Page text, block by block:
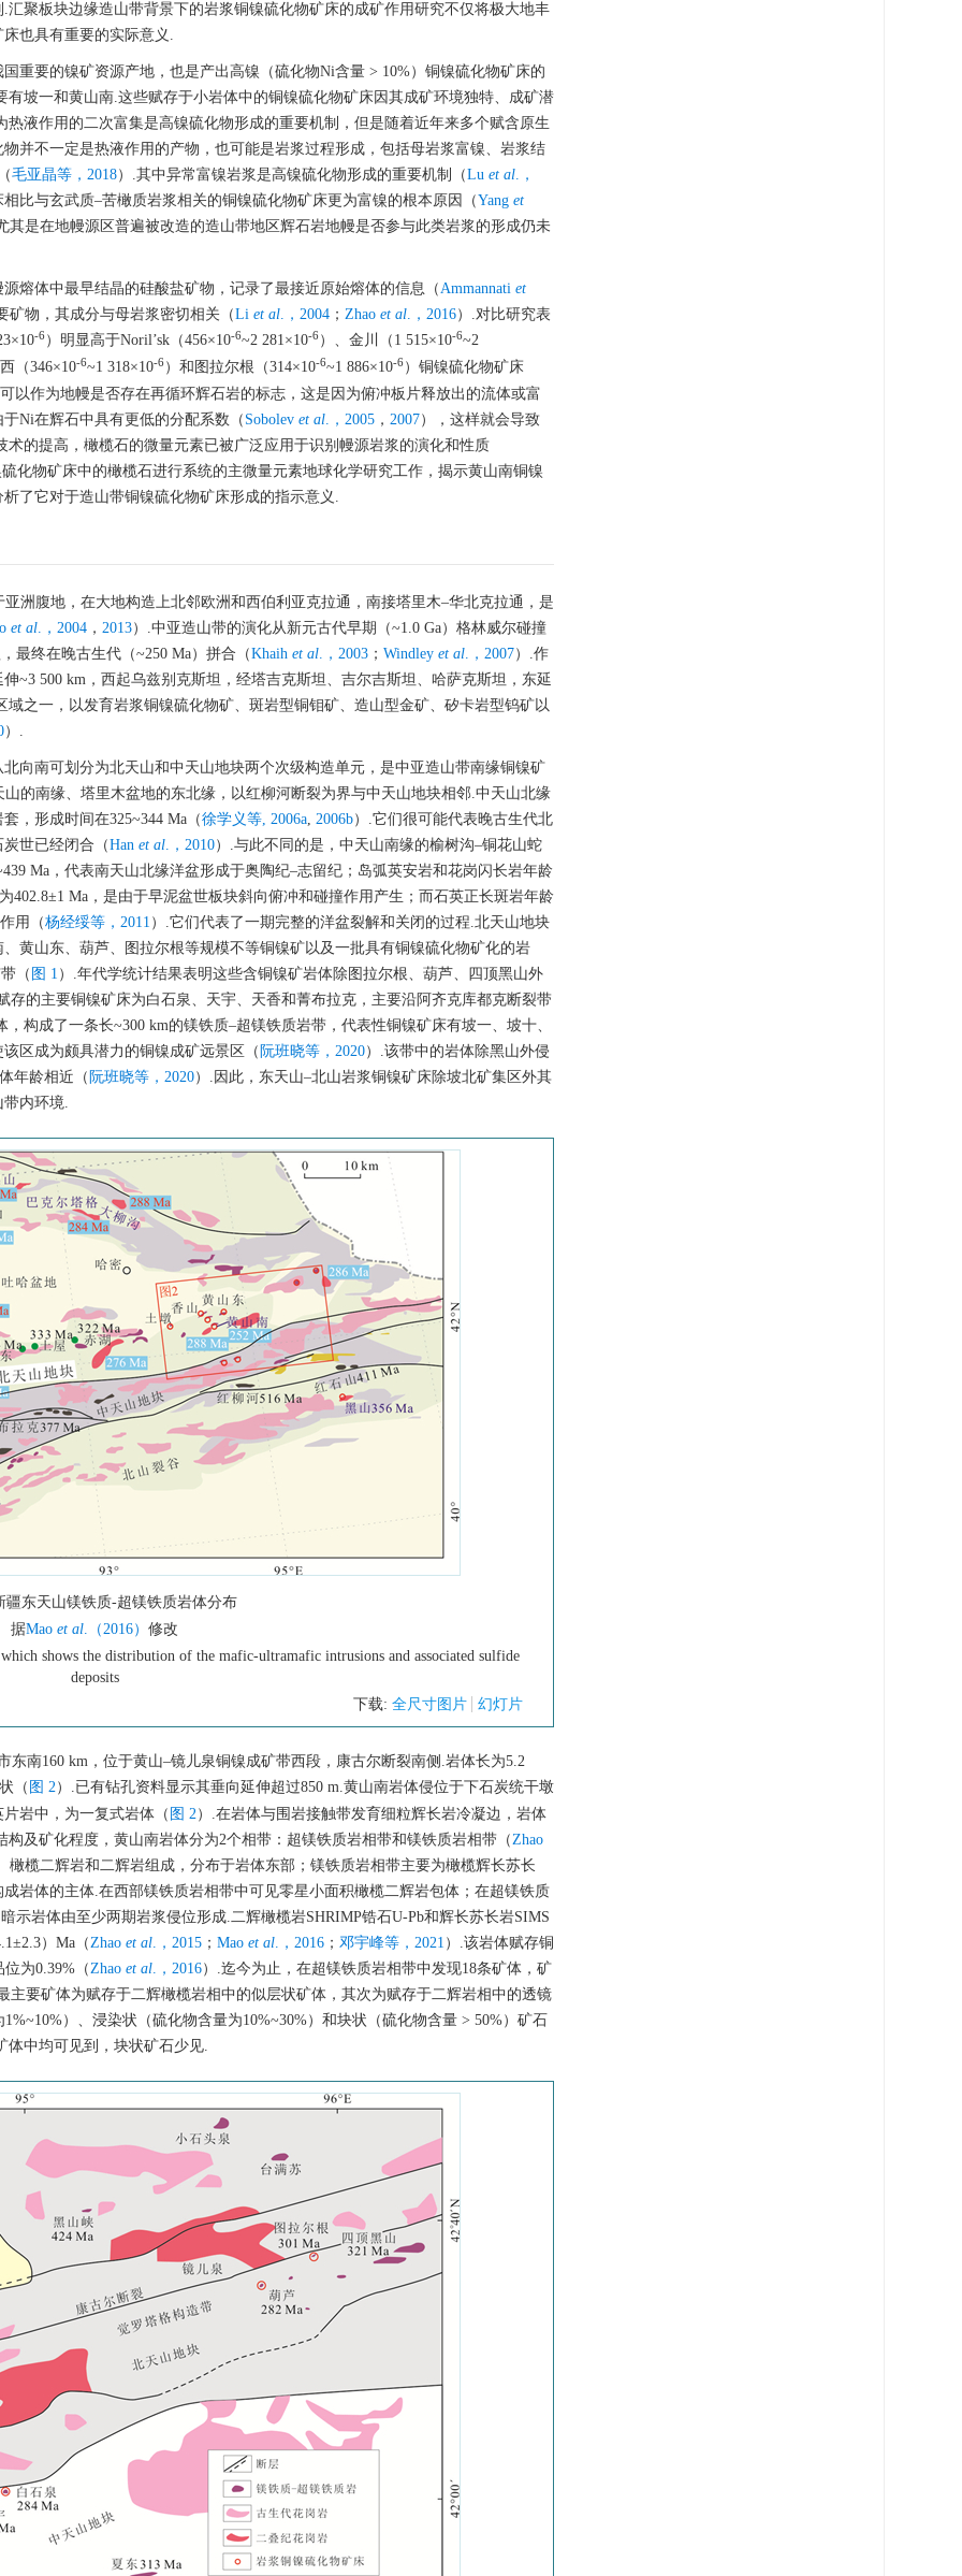
聚板块边缘造山带背景下的岩浆铜镍硫化物矿床的成矿作用研究不仅将极大地丰
也具有重要的实际意义.
重要的镍矿资源产地，也是产出高镍（硫化物Ni含量 > 10%）铜镍硫化物矿床的
有坡一和黄山南.这些赋存于小岩体中的铜镍硫化物矿床因其成矿环境独特、成矿潜
液作用的二次富集是高镍硫化物形成的重要机制，但是随着近年来多个赋含原生
并不一定是热液作用的产物，也可能是岩浆过程形成，包括母岩浆富镍、岩浆结
毛亚晶等，2018）.其中异常富镍岩浆是高镍硫化物形成的重要机制（Lu et al.，
比与玄武质‒苦橄质岩浆相关的铜镍硫化物矿床更为富镍的根本原因（Yang et
是在地幔源区普遍被改造的造山带地区辉石岩地幔是否参与此类岩浆的形成仍未
熔体中最早结晶的硅酸盐矿物，记录了最接近原始熔体的信息（Ammannati et
矿物，其成分与母岩浆密切相关（Li et al.，2004 ； Zhao et al.，2016）.对比研究表
-6）明显高于Noril’sk（456×10-6~2 281×10-6）、金川（1 515×10-6~2
（346×10-6~1 318×10-6）和图拉尔根（314×10-6~1 886×10-6）铜镍硫化物矿床
以作为地幔是否存在再循环辉石岩的标志，这是因为俯冲板片释放出的流体或富
Ni在辉石中具有更低的分配系数（ Sobolev et al.，2005 ， 2007），这样就会导致
的提高，橄榄石的微量元素已被广泛应用于识别幔源岩浆的演化和性质
化物矿床中的橄榄石进行系统的主微量元素地球化学研究工作，揭示黄山南铜镍
了它对于造山带铜镍硫化物矿床形成的指示意义.
亚洲腹地，在大地构造上北邻欧洲和西伯利亚克拉通，南接塔里木‒华北克拉通，是
et al.，2004 ， 2013）.中亚造山带的演化从新元古代早期（~1.0 Ga）格林威尔碰撞
最终在晚古生代（~250 Ma）拼合（Khaih et al.，2003 ； Windley et al.，2007）.作
~3 500 km，西起乌兹别克斯坦，经塔吉克斯坦、吉尔吉斯坦、哈萨克斯坦，东延
之一，以发育岩浆铜镍硫化物矿、斑岩型铜钼矿、造山型金矿、矽卡岩型钨矿以
）.
向南可划分为北天山和中天山地块两个次级构造单元，是中亚造山带南缘铜镍矿
的南缘、塔里木盆地的东北缘，以红柳河断裂为界与中天山地块相邻.中天山北缘
，形成时间在325~344 Ma（徐学义等, 2006a, 2006b）.它们很可能代表晚古生代北
世已经闭合（Han et al.，2010）.与此不同的是，中天山南缘的榆树沟‒铜花山蛇
Ma，代表南天山北缘洋盆形成于奥陶纪‒志留纪；岛弧英安岩和花岗闪长岩年龄
402.8±1 Ma，是由于早泥盆世板块斜向俯冲和碰撞作用产生；而石英正长斑岩年龄
用（杨经绥等，2011 ）.它们代表了一期完整的洋盆裂解和关闭的过程.北天山地块
黄山东、葫芦、图拉尔根等规模不等铜镍矿以及一批具有铜镍硫化物矿化的岩
（ 图 1 ）.年代学统计结果表明这些含铜镍矿岩体除图拉尔根、葫芦、四顶黑山外
存的主要铜镍矿床为白石泉、天宇、天香和菁布拉克，主要沿阿齐克库都克断裂带
构成了一条长~300 km的镁铁质‒超镁铁质岩带，代表性铜镍矿床有坡一、坡十、
区成为颇具潜力的铜镍成矿远景区（ 阮班晓等，2020）.该带中的岩体除黑山外侵
年龄相近（ 阮班晓等，2020）.因此，东天山‒北山岩浆铜镍矿床除坡北矿集区外其
内环境.
疆东天山镁铁质-超镁铁质岩体分布
据Mao et al.（2016） 修改
shows the distribution of the mafic-ultramafic intrusions and associated sulfide
deposits
下载: 全尺寸图片 幻灯片
南160 km，位于黄山‒镜儿泉铜镍成矿带西段，康古尔断裂南侧.岩体长为5.2
（ 图 2）.已有钻孔资料显示其垂向延伸超过850 m.黄山南岩体侵位于下石炭统干墩
岩中，为一复式岩体（ 图 2）.在岩体与围岩接触带发育细粒辉长岩冷凝边，岩体
构及矿化程度，黄山南岩体分为2个相带：超镁铁质岩相带和镁铁质岩相带（Zhao
榄二辉岩和二辉岩组成，分布于岩体东部；镁铁质岩相带主要为橄榄辉长苏长
岩体的主体.在西部镁铁质岩相带中可见零星小面积橄榄二辉岩包体；在超镁铁质
示岩体由至少两期岩浆侵位形成.二辉橄榄岩SHRIMP锆石U-Pb和辉长苏长岩SIMS
）Ma（Zhao et al.，2015 ； Mao et al.，2016 ； 邓宇峰等，2021 ）.该岩体赋存铜
为0.39%（Zhao et al.，2016）.迄今为止，在超镁铁质岩相带中发现18条矿体，矿
主要矿体为赋存于二辉橄榄岩相中的似层状矿体，其次为赋存于二辉岩相中的透镜
）、浸染状（硫化物含量为10%~30%）和块状（硫化物含量 > 50%）矿石
体中均可见到，块状矿石少见.